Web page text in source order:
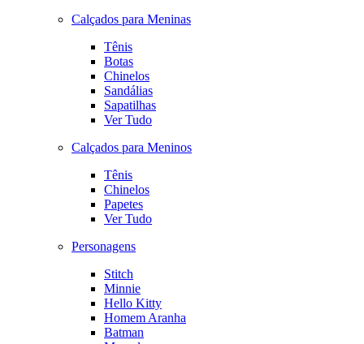
Calçados para Meninas
Tênis
Botas
Chinelos
Sandálias
Sapatilhas
Ver Tudo
Calçados para Meninos
Tênis
Chinelos
Papetes
Ver Tudo
Personagens
Stitch
Minnie
Hello Kitty
Homem Aranha
Batman